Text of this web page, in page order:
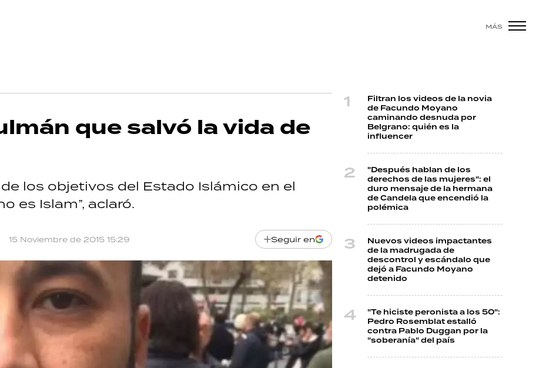
MÁS
que salvó la vida de
los objetivos del Estado Islámico en el
es Islam”, aclaró.
15 Noviembre de 2015 15:29 Seguir en
Filtran los videos de la novia
de Facundo Moyano
caminando desnuda por
Belgrano: quién es la
influencer
"Después hablan de los
derechos de las mujeres": el
duro mensaje de la hermana
de Candela que encendió la
polémica
Nuevos videos impactantes
de la madrugada de
descontrol y escándalo que
dejó a Facundo Moyano
detenido
"Te hiciste peronista a los 50":
Pedro Rosemblat estalló
contra Pablo Duggan por la
"soberanía" del país